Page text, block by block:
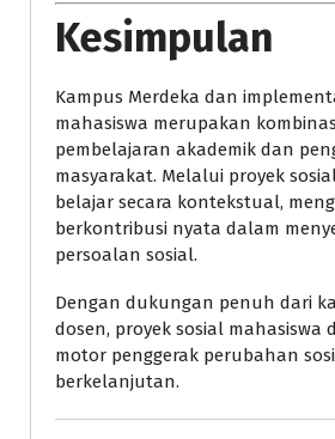
Kesimpulan
Kampus Merdeka dan
mahasiswa merupakan
pembelajaran akademik dan
masyarakat. Melalui proyek
belajar secara kontekstual,
berkontribusi nyata dalam
persoalan sosial.
Dengan dukungan penuh dari
dosen, proyek sosial mahasiswa
motor penggerak perubahan
berkelanjutan.